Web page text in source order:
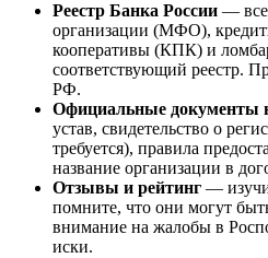
Реестр Банка России —
организации (МФО),
кооперативы (КПК) и
соответствующий реестр.
РФ.
Официальные документы
устав, свидетельство о
требуется), правила
название организации в
Отзывы и рейтинг —
помните, что они могут
внимание на жалобы в
иски.